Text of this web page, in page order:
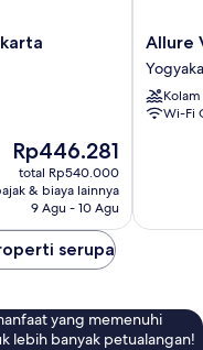
Harga
sekarang
Rp446.281
Rp446.281
total Rp540.000
& biaya lainnya
9 Agu - 10 Agu
Allure
Villa
Allure
Wi-Fi
serupa
yang memenuhi
lebih banyak petualangan!